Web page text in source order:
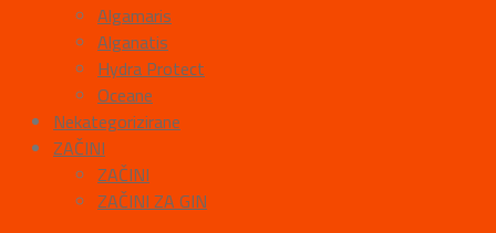
Algamaris
Alganatis
Hydra Protect
Oceane
Nekategorizirane
ZAČINI
ZAČINI
ZAČINI ZA GIN